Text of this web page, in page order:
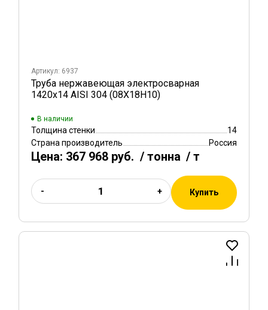
Артикул: 6937
Труба нержавеющая электросварная
1420х14 AISI 304 (08Х18Н10)
В наличии
Толщина стенки
14
Страна производитель
Россия
Цена: 367 968 руб. / тонна / т
- + Купить